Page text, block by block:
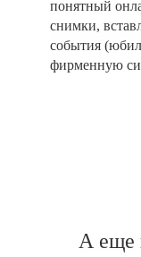
понятный
снимки,
события
фирменную
А еще